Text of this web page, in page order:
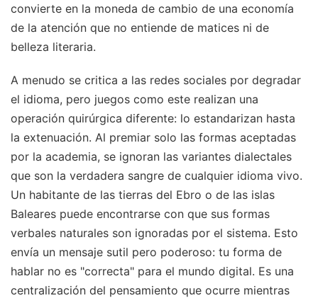
convierte en la moneda de cambio de una economía
de la atención que no entiende de matices ni de
belleza literaria.
A menudo se critica a las redes sociales por degradar
el idioma, pero juegos como este realizan una
operación quirúrgica diferente: lo estandarizan hasta
la extenuación. Al premiar solo las formas aceptadas
por la academia, se ignoran las variantes dialectales
que son la verdadera sangre de cualquier idioma vivo.
Un habitante de las tierras del Ebro o de las islas
Baleares puede encontrarse con que sus formas
verbales naturales son ignoradas por el sistema. Esto
envía un mensaje sutil pero poderoso: tu forma de
hablar no es "correcta" para el mundo digital. Es una
centralización del pensamiento que ocurre mientras